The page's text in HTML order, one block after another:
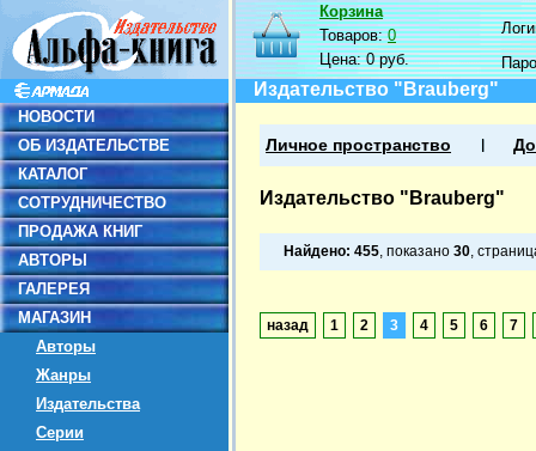
НОВОСТИ
ОБ ИЗДАТЕЛЬСТВЕ
КАТАЛОГ
СОТРУДНИЧЕСТВО
ПРОДАЖА КНИГ
АВТОРЫ
ГАЛЕРЕЯ
МАГАЗИН
Авторы
Жанры
Издательства
Серии
Корзина
Товаров:0
Цена:0 руб.
Издательство "Brauberg"
Личное пространство
Издательство "Brauberg"
Найдено: 455, показано 30,
назад 1 2 3 4 5 6 7